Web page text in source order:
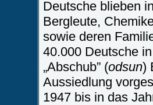
Deutsche blieben
Bergleute,
sowie deren
40.000 Deutsche
„Abschub” (odsun)
Aussiedlung
1947 bis in das